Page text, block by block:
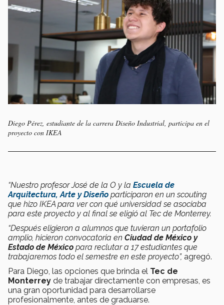
Diego Pérez, estudiante de la carrera Diseño Industrial, participa en el
proyecto con IKEA
“Nuestro profesor José de la O y la Escuela de
Arquitectura, Arte y Diseño participaron en un scouting
que hizo IKEA para ver con qué universidad se asociaba
para este proyecto y al final se eligió al Tec de Monterrey.
“Después eligieron a alumnos que tuvieran un portafolio
amplio, hicieron convocatoria en Ciudad de México y
Estado de México para reclutar a 17 estudiantes que
trabajaremos todo el semestre en este proyecto”, agregó.
Para Diego, las opciones que brinda el Tec de
Monterrey de trabajar directamente con empresas, es
una gran oportunidad para desarrollarse
profesionalmente, antes de graduarse.